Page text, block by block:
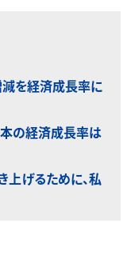
減を経済成長率に
本の経済成長率は
上げるために、私